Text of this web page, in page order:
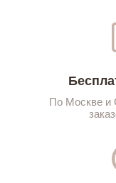
По Москве и